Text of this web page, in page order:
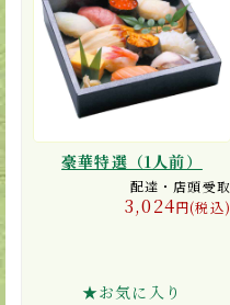
豪華特選（1人前）
配達・店頭受取
3,024円(税込)
★お気に入り